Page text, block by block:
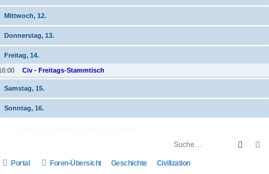
Mittwoch, 12.
Donnerstag, 13.
Freitag, 14.
Civ - Freitags-Stammtisch
Samstag, 15.
Sonntag, 16.
Suche
Portal Foren-Übersicht Geschichte
Civilization